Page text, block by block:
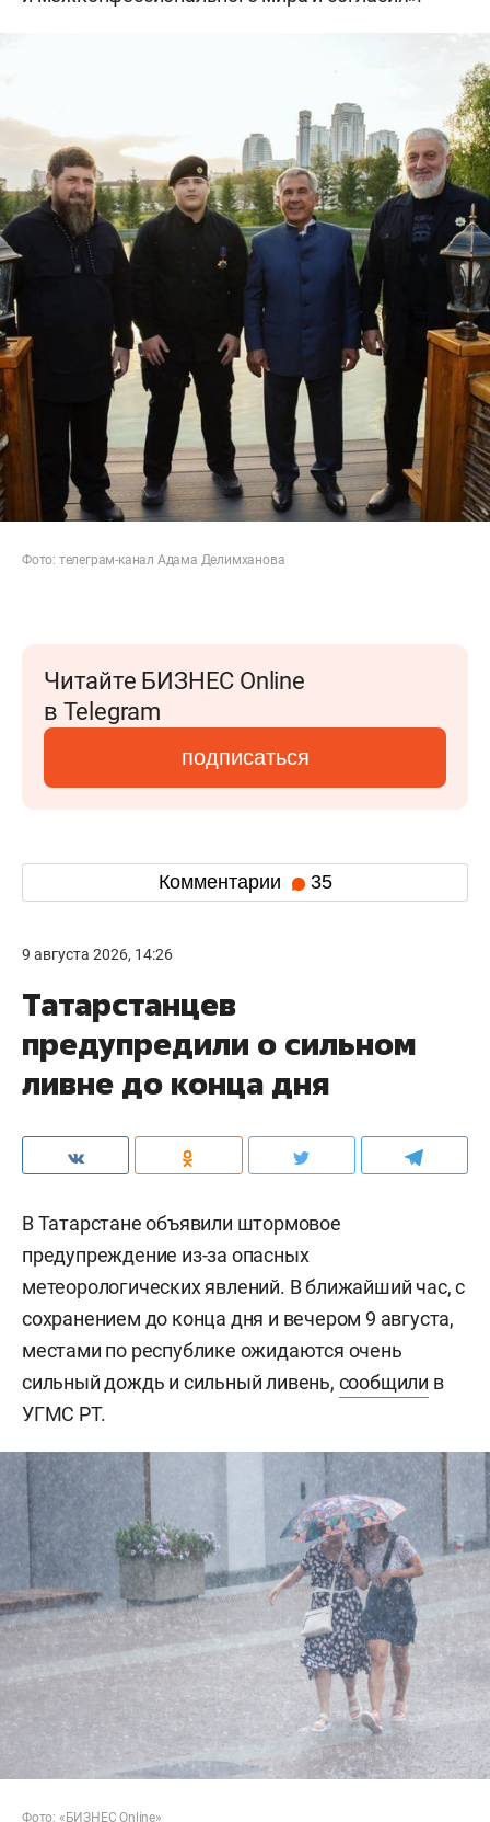
Фото: телеграм-канал Адама Делимханова
Читайте БИЗНЕС Online
в Telegram
подписаться
Комментарии 35
9 августа 2026, 14:26
Татарстанцев
предупредили о сильном
ливне до конца дня
В Татарстане объявили штормовое
предупреждение из-за опасных
метеорологических явлений. В ближайший час, с
сохранением до конца дня и вечером 9 августа,
местами по республике ожидаются очень
сильный дождь и сильный ливень, сообщили в
УГМС РТ.
Фото: «БИЗНЕС Online»